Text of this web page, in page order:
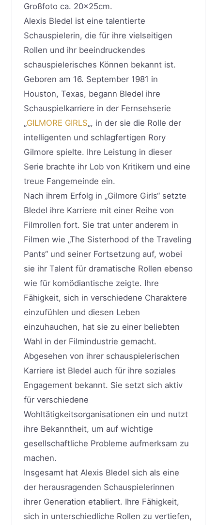
Großfoto ca. 20x25cm.
Alexis Bledel ist eine talentierte
Schauspielerin, die für ihre vielseitigen
Rollen und ihr beeindruckendes
schauspielerisches Können bekannt ist.
Geboren am 16. September 1981 in
Houston, Texas, begann Bledel ihre
Schauspielkarriere in der Fernsehserie
„GILMORE GIRLS„, in der sie die Rolle der
intelligenten und schlagfertigen Rory
Gilmore spielte. Ihre Leistung in dieser
Serie brachte ihr Lob von Kritikern und eine
treue Fangemeinde ein.
Nach ihrem Erfolg in „Gilmore Girls“ setzte
Bledel ihre Karriere mit einer Reihe von
Filmrollen fort. Sie trat unter anderem in
Filmen wie „The Sisterhood of the Traveling
Pants“ und seiner Fortsetzung auf, wobei
sie ihr Talent für dramatische Rollen ebenso
wie für komödiantische zeigte. Ihre
Fähigkeit, sich in verschiedene Charaktere
einzufühlen und diesen Leben
einzuhauchen, hat sie zu einer beliebten
Wahl in der Filmindustrie gemacht.
Abgesehen von ihrer schauspielerischen
Karriere ist Bledel auch für ihre soziales
Engagement bekannt. Sie setzt sich aktiv
für verschiedene
Wohltätigkeitsorganisationen ein und nutzt
ihre Bekanntheit, um auf wichtige
gesellschaftliche Probleme aufmerksam zu
machen.
Insgesamt hat Alexis Bledel sich als eine
der herausragenden Schauspielerinnen
ihrer Generation etabliert. Ihre Fähigkeit,
sich in unterschiedliche Rollen zu vertiefen,